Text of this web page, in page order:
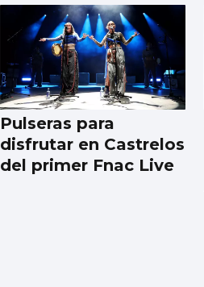
Pulseras para
disfrutar en Castrelos
del primer Fnac Live